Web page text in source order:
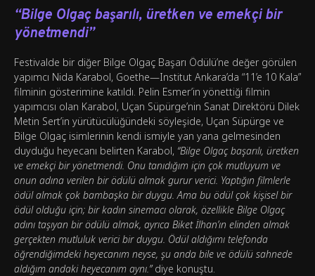
“Bilge Olgaç başarılı, üretken ve emekçi bir
yönetmendi”
Festivalde bir diğer Bilge Olgaç Başarı Ödülü’ne değer görülen
yapımcı Nida Karabol, Goethe—Institut Ankara’da “11’e 10 Kala”
filminin gösterimine katıldı. Pelin Esmer’in yönettiği filmin
yapımcısı olan Karabol, Uçan Süpürge’nin Sanat Direktörü Dilek
Metin Sert’in yürütücülüğündeki söyleşide, Uçan Süpürge ve
Bilge Olgaç isimlerinin kendi ismiyle yan yana gelmesinden
duyduğu heyecanı belirten Karabol, “Bilge Olgaç başarılı, üretken
ve emekçi bir yönetmendi. Onu tanıdığım için çok mutluyum ve
onun adına verilen bir ödülü almak gurur verici. Yaptığın filmlerle
ödül almak çok bambaşka bir duygu. Ama bu ödül çok kişisel bir
ödül olduğu için; bir kadın sinemacı olarak, özellikle Bilge Olgaç
adını taşıyan bir ödülü almak, ayrıca Biket İlhan’ın elinden almak
gerçekten mutluluk verici bir duygu. Ödül aldığımı telefonda
öğrendiğimdeki heyecanım neyse, şu anda bile ve ödülü sahnede
aldığım andaki heyecanım aynı.”diye konuştu.